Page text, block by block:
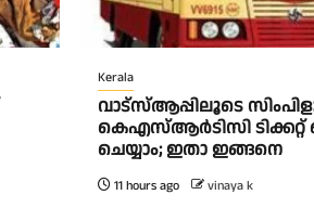
Kerala
വാട്‌സ്ആപ്പിലൂടെ
കെഎസ്ആര്‍ടിസി
ചെയ്യാം; ഇതാ ഇങ്ങനെ
11 hours ago vinaya k